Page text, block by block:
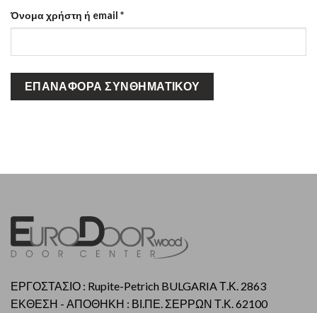
Όνομα χρήστη ή email *Απαιτείται
ΕΠΑΝΑΦΟΡΆ ΣΥΝΘΗΜΑΤΙΚΟΎ
ΕΡΓΟΣΤΑΣΙΟ : Rupite-Petrich BULGARIA Τ.Κ. 2863
ΕΚΘΕΣΗ - ΑΠΟΘΗΚΗ : ΒΙ.ΠΕ. ΣΕΡΡΩΝ Τ.Κ. 62100